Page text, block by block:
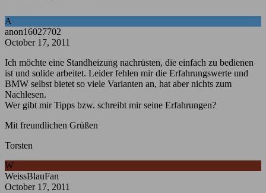
A
anon16027702
October 17, 2011
Ich möchte eine Standheizung nachrüsten, die einfach zu bedienen
ist und solide arbeitet. Leider fehlen mir die Erfahrungswerte und
BMW selbst bietet so viele Varianten an, hat aber nichts zum
Nachlesen.
Wer gibt mir Tipps bzw. schreibt mir seine Erfahrungen?
Mit freundlichen Grüßen
Torsten
W
WeissBlauFan
October 17, 2011